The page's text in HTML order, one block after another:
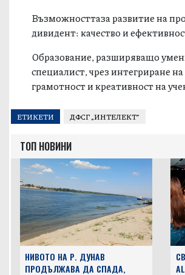
Възможносттаза развитие на
дивидент: качество и
Образование, разширяващо
специалист, чрез интегриране
грамотност и креативност на
ЕТИКЕТИ ДФСГ „ИНТЕЛЕКТ“
ТОП НОВИНИ
НИВОТО НА Р. ДУНАВ
ПРОДЪЛЖАВА ДА СПАДА,